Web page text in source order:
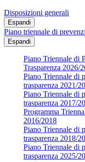
Disposizioni generali
Espandi
Piano triennale di
Espandi
Piano Triennale di
Trasparenza 2026/
Piano Triennale di
trasparenza 2021/
Piano Triennale di
trasparenza 2017/
Programma
2016/2018
Piano Triennale di
trasparenza 2018/
Piano Triennale di
trasparenza 2025/